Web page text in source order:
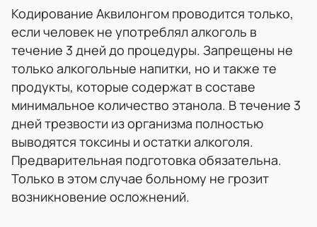
Кодирование Аквилонгом проводится только,
если человек не употреблял алкоголь в
течение 3 дней до процедуры. Запрещены не
только алкогольные напитки, но и также те
продукты, которые содержат в составе
минимальное количество этанола. В течение 3
дней трезвости из организма полностью
выводятся токсины и остатки алкоголя.
Предварительная подготовка обязательна.
Только в этом случае больному не грозит
возникновение осложнений.